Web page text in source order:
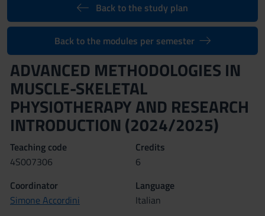
Back to the study plan
Back to the modules per semester
ADVANCED METHODOLOGIES IN
MUSCLE-SKELETAL
PHYSIOTHERAPY AND RESEARCH
INTRODUCTION (2024/2025)
Teaching code
4S007306
Credits
6
Coordinator
Simone Accordini
Language
Italian